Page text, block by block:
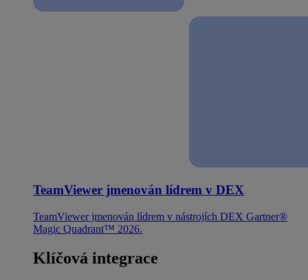
TeamViewer jmenován lídrem v DEX
TeamViewer jmenován lídrem v nástrojích DEX Gartner®
Magic Quadrant™ 2026.
Klíčová integrace